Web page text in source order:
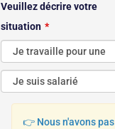
Veuillez décrire votre
situation
👉 Nous n'avons pas